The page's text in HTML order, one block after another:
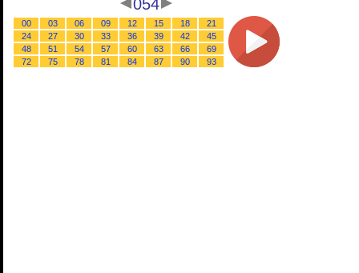
054
00 03 06 09 12 15 18
21
24
27 30 33 36 39 42
45
48
51 54 57 60 63 66
69
72
75 78 81 84 87 90 93